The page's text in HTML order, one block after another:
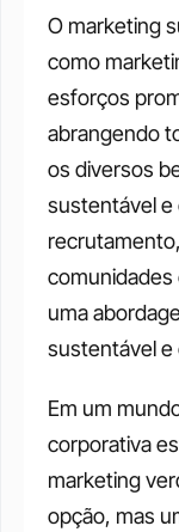
O marketing
como
esforços
abrangendo
os diversos
sustentável e
comunidades
uma
sustentável e
Em um
corporativa
marketing
opção, mas